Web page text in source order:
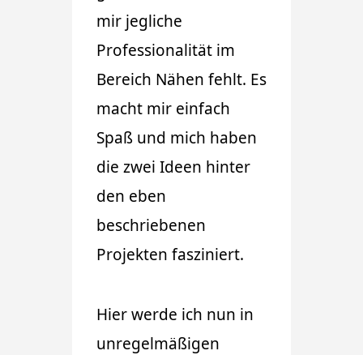
mir jegliche
Professionalität im
Bereich Nähen fehlt. Es
macht mir einfach
Spaß und mich haben
die zwei Ideen hinter
den eben
beschriebenen
Projekten fasziniert.
Hier werde ich nun in
unregelmäßigen